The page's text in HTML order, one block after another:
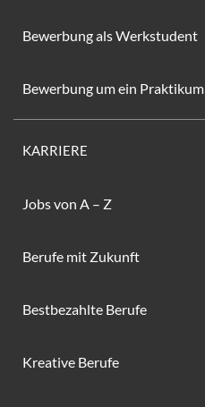
Bewerbung als Werkstudent
Bewerbung um ein Praktikum
KARRIERE
Jobs von A – Z
Berufe mit Zukunft
Bestbezahlte Berufe
Kreative Berufe